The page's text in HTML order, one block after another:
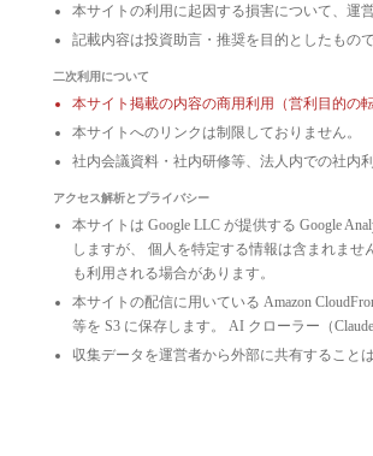
本サイトの利用に起因する損害について、運
記載内容は投資助言・推奨を目的としたもの
二次利用について
本サイト掲載の内容の商用利用（営利目的の
本サイトへのリンクは制限しておりません。
社内会議資料・社内研修等、法人内での社内
アクセス解析とプライバシー
本サイトは Google LLC が提供する Google
しますが、 個人を特定する情報は含まれま
も利用される場合があります。
本サイトの配信に用いている Amazon
等を S3 に保存します。 AI クローラー（
収集データを運営者から外部に共有すること